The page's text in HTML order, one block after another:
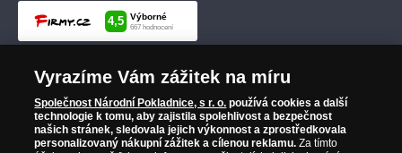
Vyrazíme Vám zážitek na míru
Společnost Národní Pokladnice, s r. o. používá cookies a další
technologie k tomu, aby zajistila spolehlivost a bezpečnost
našich stránek, sledovala jejich výkonnost a zprostředkovala
personalizovaný nákupní zážitek a cílenou reklamu. Za tímto